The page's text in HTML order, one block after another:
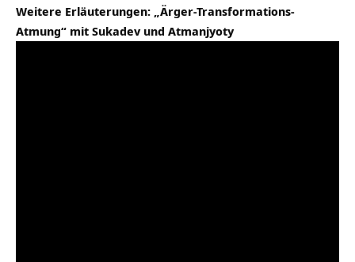
Weitere Erläuterungen: „Ärger-Transformations-
Atmung“ mit Sukadev und Atmanjyoty